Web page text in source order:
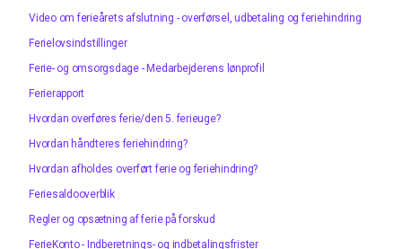
Video om ferieårets afslutning - overførsel, udbetaling og feriehindring
Ferielovsindstillinger
Ferie- og omsorgsdage - Medarbejderens lønprofil
Ferierapport
Hvordan overføres ferie/den 5. ferieuge?
Hvordan håndteres feriehindring?
Hvordan afholdes overført ferie og feriehindring?
Feriesaldooverblik
Regler og opsætning af ferie på forskud
FerieKonto - Indberetnings- og indbetalingsfrister